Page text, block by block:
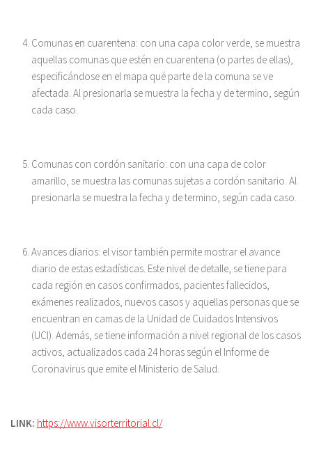
Comunas en cuarentena: con una capa color verde, se muestra
aquellas comunas que estén en cuarentena (o partes de ellas),
especificándose en el mapa qué parte de la comuna se ve
afectada. Al presionarla se muestra la fecha y de termino, según
cada caso.
Comunas con cordón sanitario: con una capa de color
amarillo, se muestra las comunas sujetas a cordón sanitario. Al
presionarla se muestra la fecha y de termino, según cada caso.
Avances diarios: el visor también permite mostrar el avance
diario de estas estadísticas. Este nivel de detalle, se tiene para
cada región en casos confirmados, pacientes fallecidos,
exámenes realizados, nuevos casos y aquellas personas que se
encuentran en camas de la Unidad de Cuidados Intensivos
(UCI). Además, se tiene información a nivel regional de los casos
activos, actualizados cada 24 horas según el Informe de
Coronavirus que emite el Ministerio de Salud.
LINK: https://www.visorterritorial.cl/